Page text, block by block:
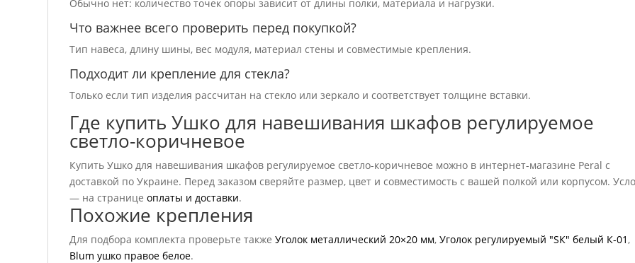
Обычно нет: количество точек опоры зависит от длины полки, материала и нагрузки.
Что важнее всего проверить перед покупкой?
Тип навеса, длину шины, вес модуля, материал стены и совместимые крепления.
Подходит ли крепление для стекла?
Только если тип изделия рассчитан на стекло или зеркало и соответствует толщине вставки.
Где купить Ушко для навешивания шкафов регулируемое
светло-коричневое
Купить Ушко для навешивания шкафов регулируемое светло-коричневое можно в интернет-магазине Peral с
доставкой по Украине. Перед заказом сверяйте размер, цвет и совместимость с вашей полкой или корпусом.
— на страницеоплаты и доставки.
Похожие крепления
Для подбора комплекта проверьте такжеУголок металлический 20×20 мм,Уголок регулируемый "SК" белый К-01,
Blum ушко правое белое.